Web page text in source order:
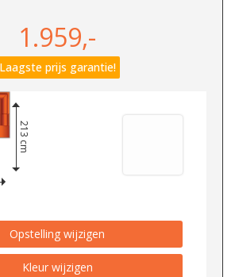
1.959,-
Laagste prijs garantie!
213 cm
Opstelling wijzigen
Kleur wijzigen